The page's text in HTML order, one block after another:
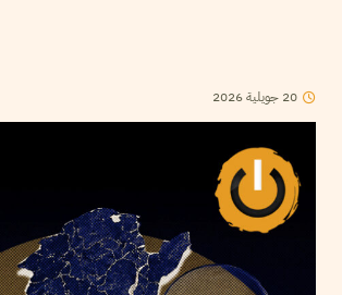
20 جويلية2026